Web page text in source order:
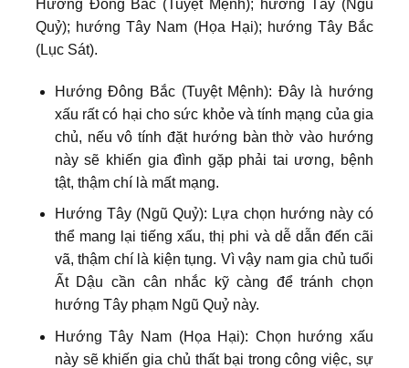
Hướng Đông Bắc (Tuyệt Mệnh); hướng Tây (Ngũ
Quỷ); hướng Tây Nam (Họa Hại); hướng Tây Bắc
(Lục Sát).
Hướng Đông Bắc (Tuyệt Mệnh): Đây là hướng
xấu rất có hại cho sức khỏe và tính mạng của gia
chủ, nếu vô tính đặt hướng bàn thờ vào hướng
này sẽ khiến gia đình gặp phải tai ương, bệnh
tật, thậm chí là mất mạng.
Hướng Tây (Ngũ Quỷ): Lựa chọn hướng này có
thể mang lại tiếng xấu, thị phi và dễ dẫn đến cãi
vã, thậm chí là kiện tụng. Vì vậy nam gia chủ tuổi
Ất Dậu cần cân nhắc kỹ càng để tránh chọn
hướng Tây phạm Ngũ Quỷ này.
Hướng Tây Nam (Họa Hại): Chọn hướng xấu
này sẽ khiến gia chủ thất bại trong công việc, sự